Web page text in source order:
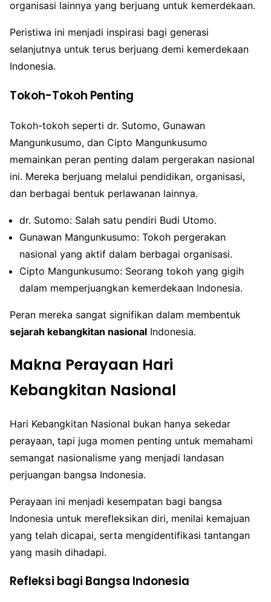
organisasi lainnya yang berjuang untuk kemerdekaan.
Peristiwa ini menjadi inspirasi bagi generasi
selanjutnya untuk terus berjuang demi kemerdekaan
Indonesia.
Tokoh-Tokoh Penting
Tokoh-tokoh seperti dr. Sutomo, Gunawan
Mangunkusumo, dan Cipto Mangunkusumo
memainkan peran penting dalam pergerakan nasional
ini. Mereka berjuang melalui pendidikan, organisasi,
dan berbagai bentuk perlawanan lainnya.
dr. Sutomo: Salah satu pendiri Budi Utomo.
Gunawan Mangunkusumo: Tokoh pergerakan
nasional yang aktif dalam berbagai organisasi.
Cipto Mangunkusumo: Seorang tokoh yang gigih
dalam memperjuangkan kemerdekaan Indonesia.
Peran mereka sangat signifikan dalam membentuk
sejarah kebangkitan nasional Indonesia.
Makna Perayaan Hari
Kebangkitan Nasional
Hari Kebangkitan Nasional bukan hanya sekedar
perayaan, tapi juga momen penting untuk memahami
semangat nasionalisme yang menjadi landasan
perjuangan bangsa Indonesia.
Perayaan ini menjadi kesempatan bagi bangsa
Indonesia untuk merefleksikan diri, menilai kemajuan
yang telah dicapai, serta mengidentifikasi tantangan
yang masih dihadapi.
Refleksi bagi Bangsa Indonesia